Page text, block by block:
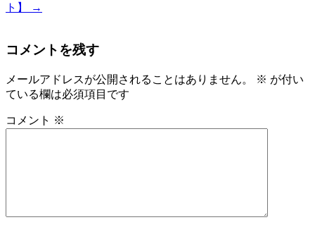
ト】
→
コメントを残す
メールアドレスが公開されることはありません。 ※ が付い
ている欄は必須項目です
コメント ※